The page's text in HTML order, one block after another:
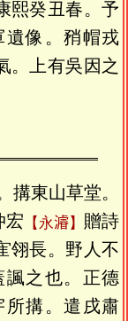
熙癸丑春。予
像。矟帽戎
。上有吳因之
搆東山草堂。
宏
永𤀹
贈詩
翎長。野人不
之也。正德
搆。遣戌肅